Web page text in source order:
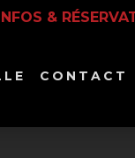
&
CONTACT